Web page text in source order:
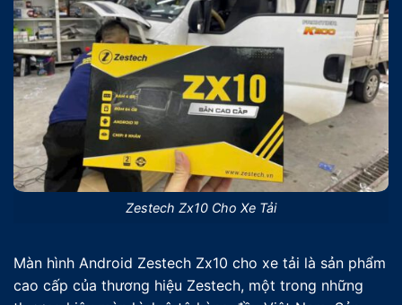
Zestech Zx10 Cho Xe Tải
Màn hình Android Zestech Zx10 cho xe tải là sản phẩm
cao cấp của thương hiệu Zestech, một trong những